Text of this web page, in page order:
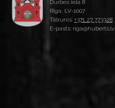
Durbes iela 8
Rīga, LV-1007
Tālrunis: +371 27 773328
E-pasts: riga@huberts.lv